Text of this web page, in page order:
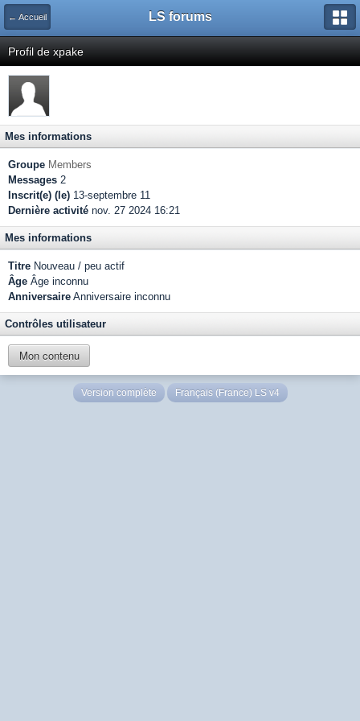
← Accueil LS forums
Profil de xpake
Mes informations
Groupe Members
Messages 2
Inscrit(e) (le) 13-septembre 11
Dernière activité nov. 27 2024 16:21
Mes informations
Titre Nouveau / peu actif
Âge Âge inconnu
Anniversaire Anniversaire inconnu
Contrôles utilisateur
Mon contenu
Version complète Français (France) LS v4